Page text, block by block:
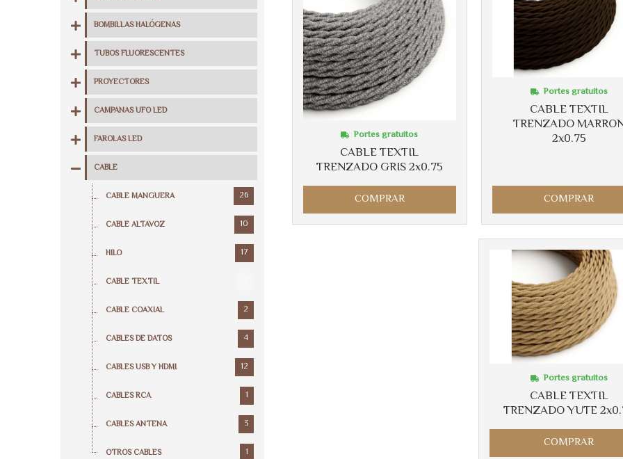
BOMBILLAS HALÓGENAS
TUBOS FLUORESCENTES
PROYECTORES
CAMPANAS UFO LED
FAROLAS LED
CABLE
CABLE MANGUERA 26
CABLE ALTAVOZ 10
HILO 17
CABLE TEXTIL
CABLE COAXIAL 2
CABLES DE DATOS 4
CABLES USB Y HDMI 12
CABLES RCA 1
CABLES ANTENA 3
OTROS CABLES 1
CABLE TEXTIL
TRENZADO GRIS 2x0.75
Portes gratuitos
COMPRAR
CABLE TEXTIL
TRENZADO
2x0.75
Portes gratuitos
COMPRAR
CABLE TEXTIL
TRENZADO YUTE
Portes gratuitos
COMPRAR